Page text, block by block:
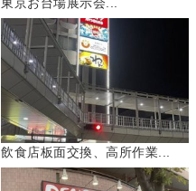
飲食店板面交換、高所作業...